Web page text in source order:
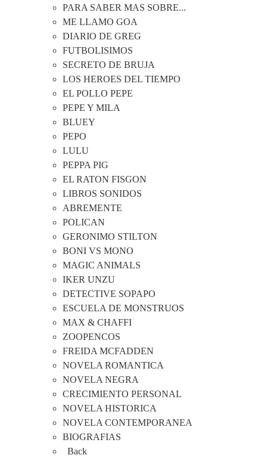
PARA SABER MAS SOBRE...
ME LLAMO GOA
DIARIO DE GREG
FUTBOLISIMOS
SECRETO DE BRUJA
LOS HEROES DEL TIEMPO
EL POLLO PEPE
PEPE Y MILA
BLUEY
PEPO
LULU
PEPPA PIG
EL RATON FISGON
LIBROS SONIDOS
ABREMENTE
POLICAN
GERONIMO STILTON
BONI VS MONO
MAGIC ANIMALS
IKER UNZU
DETECTIVE SOPAPO
ESCUELA DE MONSTRUOS
MAX & CHAFFI
ZOOPENCOS
FREIDA MCFADDEN
NOVELA ROMANTICA
NOVELA NEGRA
CRECIMIENTO PERSONAL
NOVELA HISTORICA
NOVELA CONTEMPORANEA
BIOGRAFIAS
Back